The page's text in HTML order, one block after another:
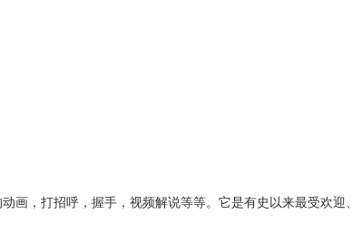
画，打招呼，握手，视频解说等等。它是有史以来最受欢迎、